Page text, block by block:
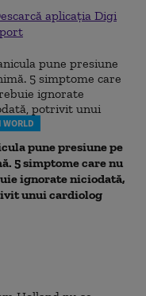
aplicația Digi
WORLD
pune presiune pe
5 simptome care nu
ignorate niciodată,
unui cardiolog